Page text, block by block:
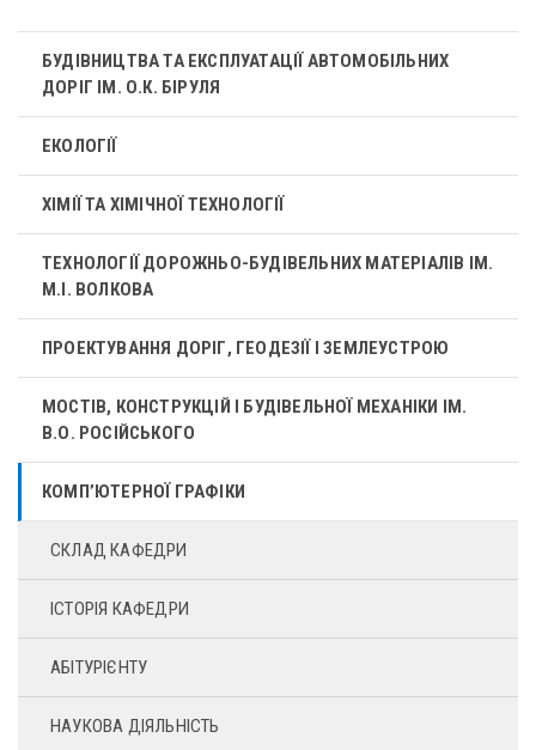
БУДІВНИЦТВА ТА ЕКСПЛУАТАЦІЇ АВТОМОБІЛЬНИХ
ДОРІГ ІМ. О.К. БІРУЛЯ
ЕКОЛОГІЇ
ХІМІЇ ТА ХІМІЧНОЇ ТЕХНОЛОГІЇ
ТЕХНОЛОГІЇ ДОРОЖНЬО-БУДІВЕЛЬНИХ МАТЕРІАЛІВ ІМ.
М.І. ВОЛКОВА
ПРОЕКТУВАННЯ ДОРІГ, ГЕОДЕЗІЇ І ЗЕМЛЕУСТРОЮ
МОСТІВ, КОНСТРУКЦІЙ І БУДІВЕЛЬНОЇ МЕХАНІКИ ІМ.
В.О. РОСІЙСЬКОГО
КОМП’ЮТЕРНОЇ ГРАФІКИ
СКЛАД КАФЕДРИ
ІСТОРІЯ КАФЕДРИ
АБІТУРІЄНТУ
НАУКОВА ДІЯЛЬНІСТЬ